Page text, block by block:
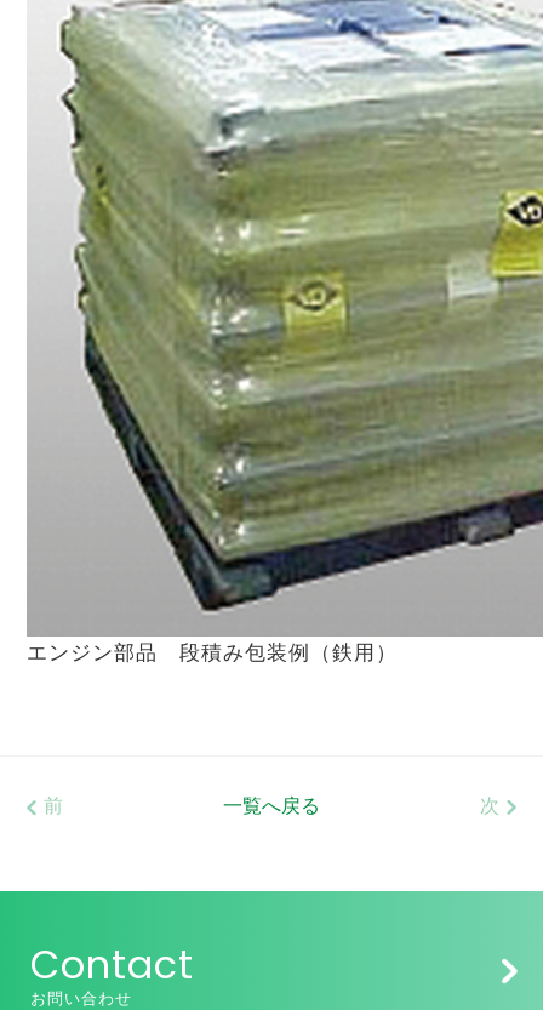
エンジン部品 段積み包装例（鉄用）
前 一覧へ戻る 次
Contact
お問い合わせ